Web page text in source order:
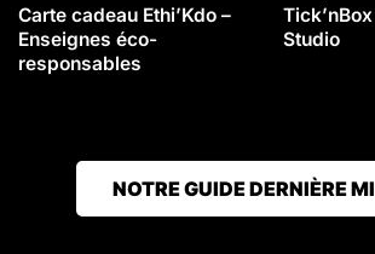
Carte cadeau Ethi’Kdo –
Enseignes éco-
responsables
Studio
NOTRE GUIDE DERNIÈRE